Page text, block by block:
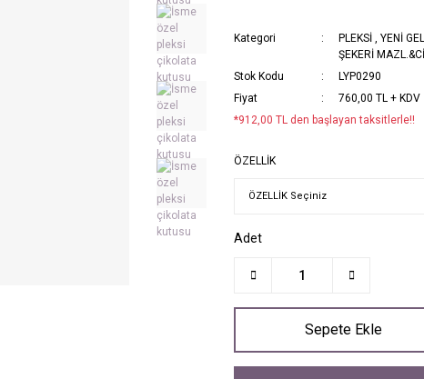
Kategori PLEKSİ , YENİ
ŞEKERİ
Stok Kodu
LYP0290
Fiyat
760,00 TL + KDV
*912,00 TL den başlayan taksitlerle!!
ÖZELLİK
Adet
Sepete Ekle